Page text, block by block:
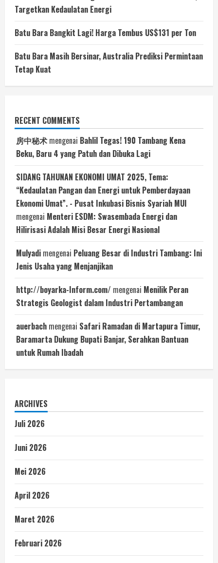
Targetkan Kedaulatan Energi
Batu Bara Bangkit Lagi! Harga Tembus US$131 per Ton
Batu Bara Masih Bersinar, Australia Prediksi Permintaan
Tetap Kuat
RECENT COMMENTS
房中秘术 mengenai Bahlil Tegas! 190 Tambang Kena
Beku, Baru 4 yang Patuh dan Dibuka Lagi
SIDANG TAHUNAN EKONOMI UMAT 2025, Tema:
“Kedaulatan Pangan dan Energi untuk Pemberdayaan
Ekonomi Umat”. - Pusat Inkubasi Bisnis Syariah MUI
mengenai Menteri ESDM: Swasembada Energi dan
Hilirisasi Adalah Misi Besar Energi Nasional
Mulyadi mengenai Peluang Besar di Industri Tambang: Ini
Jenis Usaha yang Menjanjikan
http://boyarka-Inform.com/ mengenai Menilik Peran
Strategis Geologist dalam Industri Pertambangan
auerbach mengenai Safari Ramadan di Martapura Timur,
Baramarta Dukung Bupati Banjar, Serahkan Bantuan
untuk Rumah Ibadah
ARCHIVES
Juli 2026
Juni 2026
Mei 2026
April 2026
Maret 2026
Februari 2026